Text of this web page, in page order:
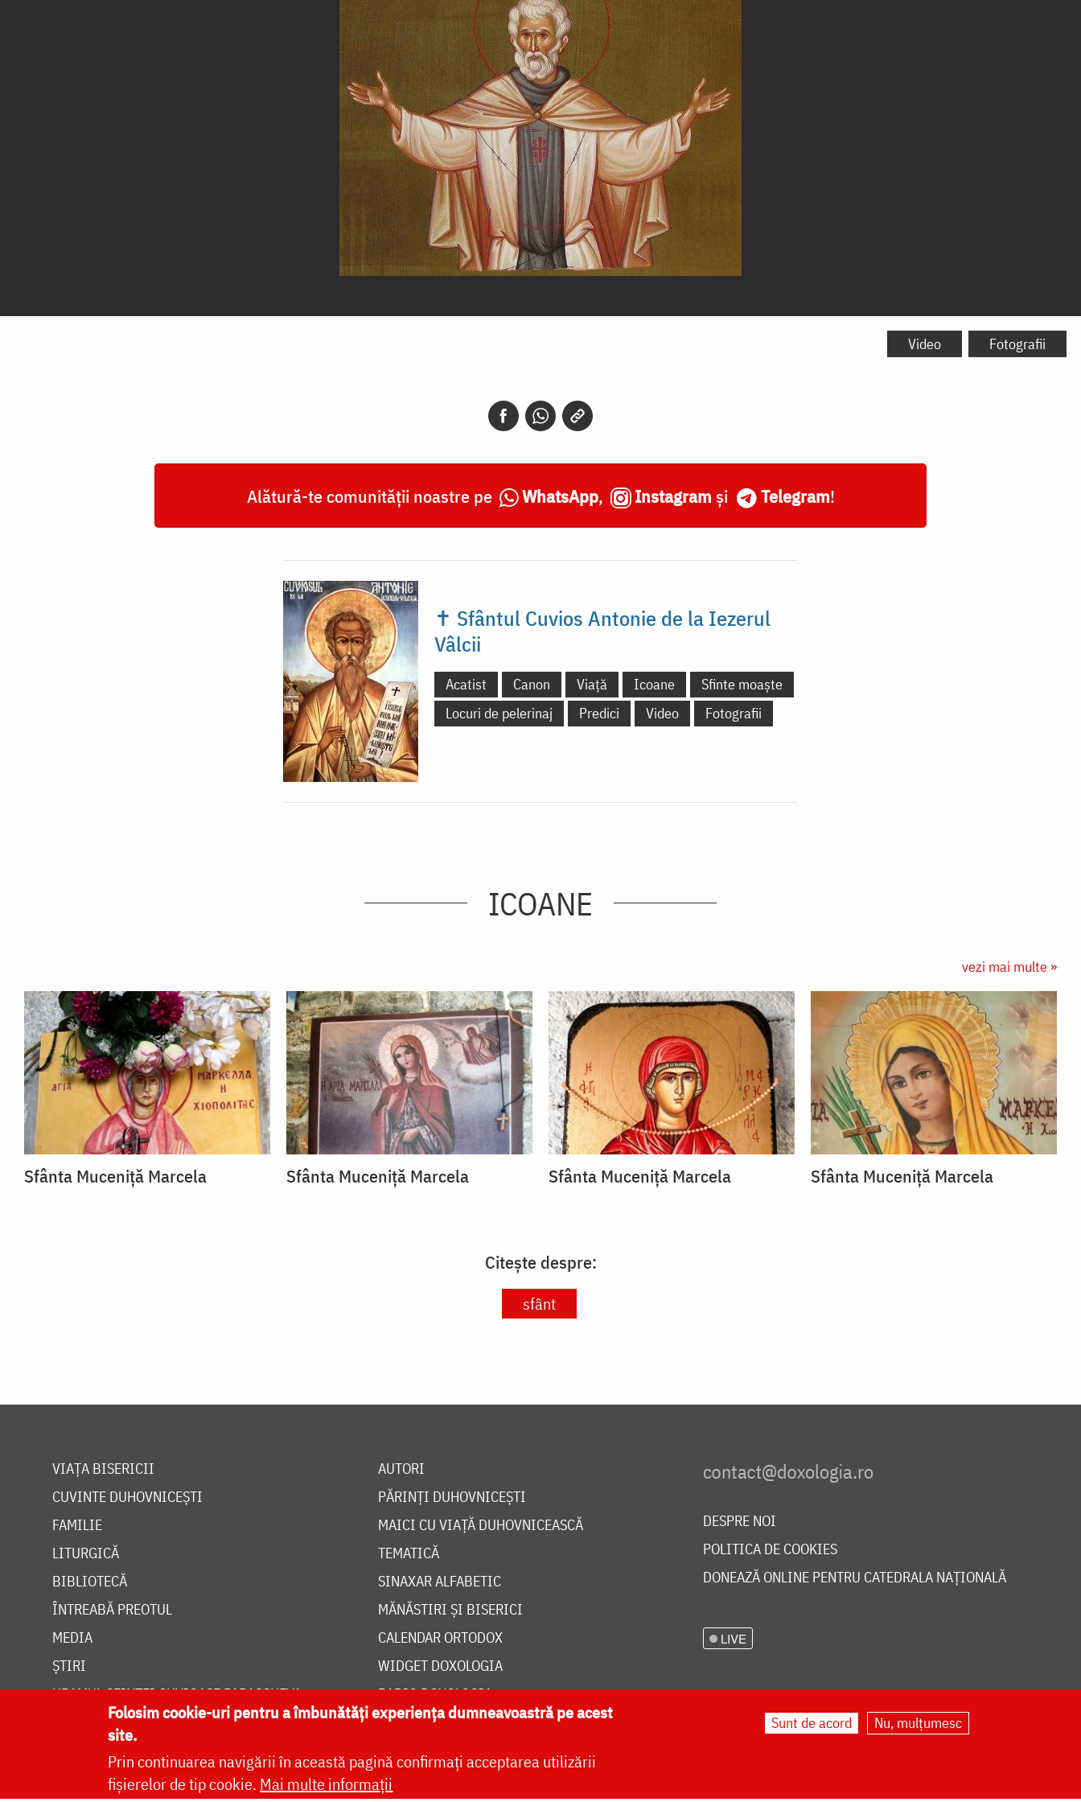
Cuvios
Video Fotografii
Alătură-te comunității noastre pe WhatsApp, Instagram și Telegram!
✝ Sfântul Cuvios Antonie de la Iezerul
Vâlcii
Acatist Canon Viață Icoane
Sfinte moaște
Locuri de pelerinaj
Predici Video Fotografii
ICOANE
vezi mai multe »
Sfânta Muceniță Marcela Sfânta Muceniță Marcela Sfânta Muceniță Marcela Sfânta Muceniță Marcela
Citește despre:
sfânt
VIAȚA BISERICII
CUVINTE DUHOVNICEȘTI
FAMILIE
LITURGICĂ
BIBLIOTECĂ
ÎNTREABĂ PREOTUL
MEDIA
ȘTIRI
HRAMUL SFINTEI CUVIOASE PARASCHEVA
AUTORI
PĂRINȚI DUHOVNICEȘTI
MAICI CU VIAȚĂ DUHOVNICEASCĂ
TEMATICĂ
SINAXAR ALFABETIC
MĂNĂSTIRI ȘI BISERICI
CALENDAR ORTODOX
WIDGET DOXOLOGIA
RADIO DOXOLOGIA
DESPRE NOI
POLITICA DE COOKIES
DONEAZĂ ONLINE PENTRU CATEDRALA NAȚIONALĂ
LIVE
Site dezvoltat de
Folosim cookie-uri pentru a îmbunătăți experiența dumneavoastră pe acest
site.
Prin continuarea navigării în această pagină confirmați acceptarea utilizării
fișierelor de tip cookie. Mai multe informații
Sunt de acord Nu, mulțumesc